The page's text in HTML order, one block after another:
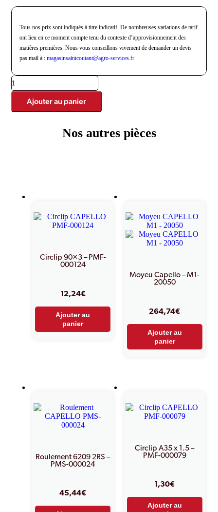
Tous nos prix sont indiqués à titre indicatif. De nombreuses variations de tarif
ont lieu en ce moment compte tenu du contexte d’approvisionnement des
matières premières. Nous vous conseillons vivement de demander un devis
pas mail à :magasinsaintcoutant@agro-services.fr
Ajouter au panier
Nos autres pièces
Circlip 90×3 – PMF-
000124
12,24€
Ajouter au
panier
Moyeu Capello – M1-
20050
264,74€
Ajouter au
panier
Roulement 6209 2RS –
PMS-000024
45,44€
Circlip A35 x 1.5 –
PMF-000079
1,30€
Ajouter au